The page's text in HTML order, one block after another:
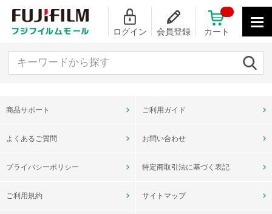
ログイン 会員登録
商品サポート ご利用ガイド
よくあるご質問 お問い合わせ
プライバシーポリシー 特定商取引法に基づく表記
ご利用規約 サイトマップ